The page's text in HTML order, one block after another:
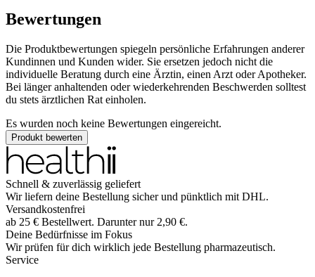
Bewertungen
Die Produktbewertungen spiegeln persönliche Erfahrungen anderer
Kundinnen und Kunden wider. Sie ersetzen jedoch nicht die
individuelle Beratung durch eine Ärztin, einen Arzt oder Apotheker.
Bei länger anhaltenden oder wiederkehrenden Beschwerden solltest
du stets ärztlichen Rat einholen.
Es wurden noch keine Bewertungen eingereicht.
Produkt bewerten
Schnell & zuverlässig geliefert
Wir liefern deine Bestellung sicher und pünktlich mit DHL.
Versandkostenfrei
ab 25 € Bestellwert. Darunter nur 2,90 €.
Deine Bedürfnisse im Fokus
Wir prüfen für dich wirklich jede Bestellung pharmazeutisch.
Service